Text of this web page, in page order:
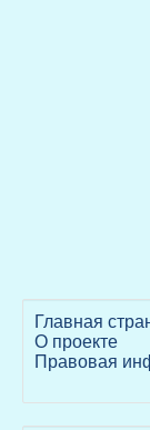
Главная
О проекте
Правовая